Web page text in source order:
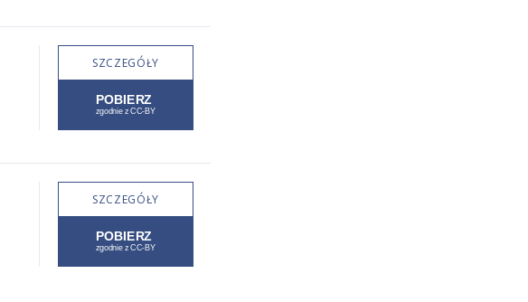
SZCZEGÓŁY
SZCZEGÓŁY